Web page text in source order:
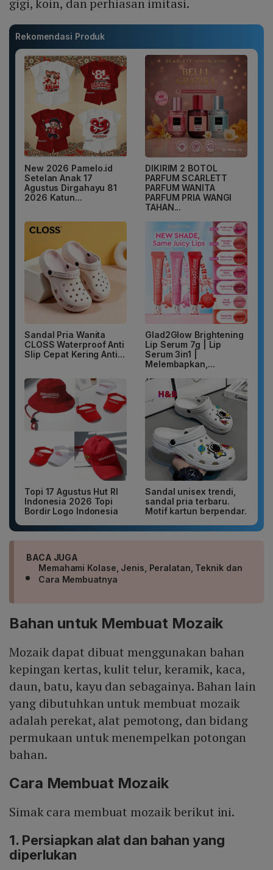
Rekomendasi Produk
New 2026 Pamelo.id
Setelan Anak 17
Agustus Dirgahayu 81
2026 Katun...
DIKIRIM 2 BOTOL
PARFUM SCARLETT
PARFUM WANITA
PARFUM PRIA WANGI
TAHAN...
Sandal Pria Wanita
CLOSS Waterproof Anti
Slip Cepat Kering Anti...
Glad2Glow Brightening
Lip Serum 7g | Lip
Serum 3in1 |
Melembapkan,...
Topi 17 Agustus Hut RI
Indonesia 2026 Topi
Bordir Logo Indonesia
Sandal unisex trendi,
sandal pria terbaru.
Motif kartun berpendar.
BACA JUGA
Memahami Kolase, Jenis, Peralatan, Teknik dan
Cara Membuatnya
Bahan untuk Membuat Mozaik
Mozaik dapat dibuat menggunakan bahan
kepingan kertas, kulit telur, keramik, kaca,
daun, batu, kayu dan sebagainya. Bahan lain
yang dibutuhkan untuk membuat mozaik
adalah perekat, alat pemotong, dan bidang
permukaan untuk menempelkan potongan
bahan.
Cara Membuat Mozaik
Simak cara membuat mozaik berikut ini.
1. Persiapkan alat dan bahan yang
diperlukan